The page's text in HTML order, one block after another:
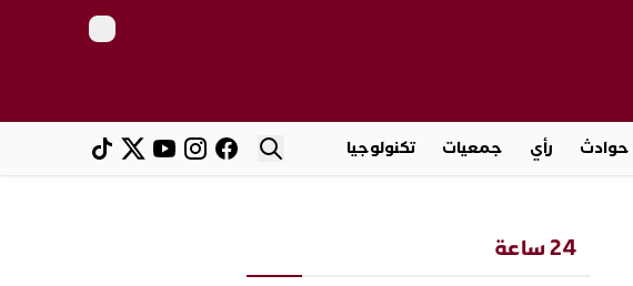
حوادث رأي جمعيات تكنولوجيا
24 ساعة